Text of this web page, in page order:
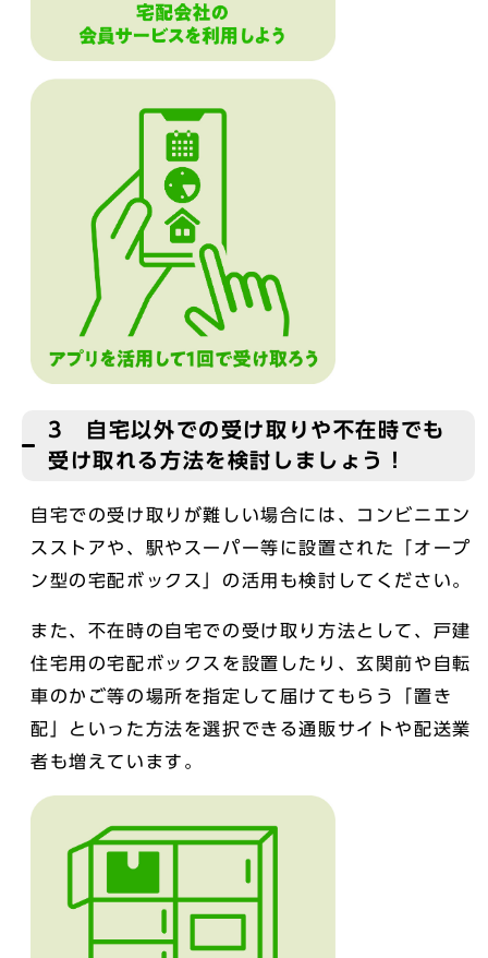
3 自宅以外での受け取りや不在時でも
受け取れる方法を検討しましょう！
自宅での受け取りが難しい場合には、コンビニエン
スストアや、駅やスーパー等に設置された「オープ
ン型の宅配ボックス」の活用も検討してください。
また、不在時の自宅での受け取り方法として、戸建
住宅用の宅配ボックスを設置したり、玄関前や自転
車のかご等の場所を指定して届けてもらう「置き
配」といった方法を選択できる通販サイトや配送業
者も増えています。